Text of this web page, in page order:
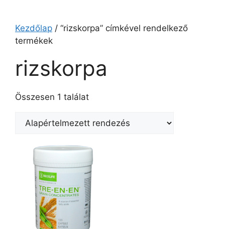
Kezdőlap / “rizskorpa” címkével rendelkező
termékek
rizskorpa
Összesen 1 találat